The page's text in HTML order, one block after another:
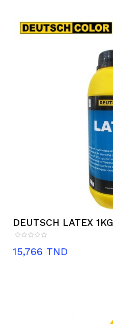
DEUTSCH LATEX 1KG
Prix
15,766 TND